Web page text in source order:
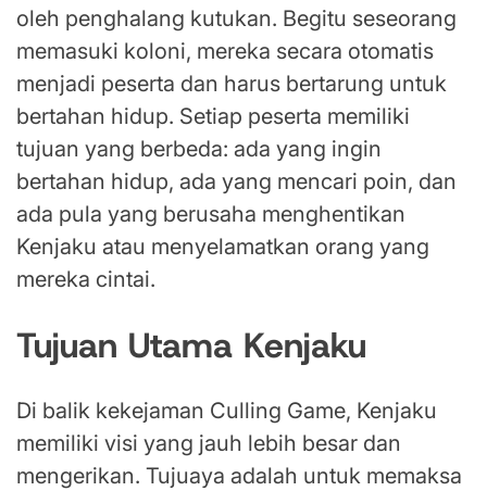
oleh penghalang kutukan. Begitu seseorang
memasuki koloni, mereka secara otomatis
menjadi peserta dan harus bertarung untuk
bertahan hidup. Setiap peserta memiliki
tujuan yang berbeda: ada yang ingin
bertahan hidup, ada yang mencari poin, dan
ada pula yang berusaha menghentikan
Kenjaku atau menyelamatkan orang yang
mereka cintai.
Tujuan Utama Kenjaku
Di balik kekejaman Culling Game, Kenjaku
memiliki visi yang jauh lebih besar dan
mengerikan. Tujuaya adalah untuk memaksa